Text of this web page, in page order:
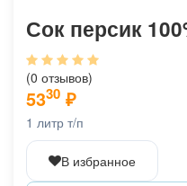
Афиша
Сок персик
(0 отзывов)
5330 ₽
1 литр т/п
В избранное